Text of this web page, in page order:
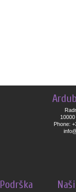
Phone:
Podrška